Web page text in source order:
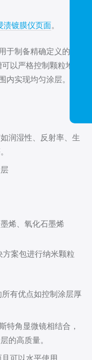
渍镀膜仪页面。
于制备精确定义的纳
以严格控制颗粒堆积
内实现均匀涂层。 一
润湿性、反射率、生
烯、氧化石墨烯
方案包进行纳米颗粒
有优点如控制涂层厚
特角显微镜相结合，
的高质量。